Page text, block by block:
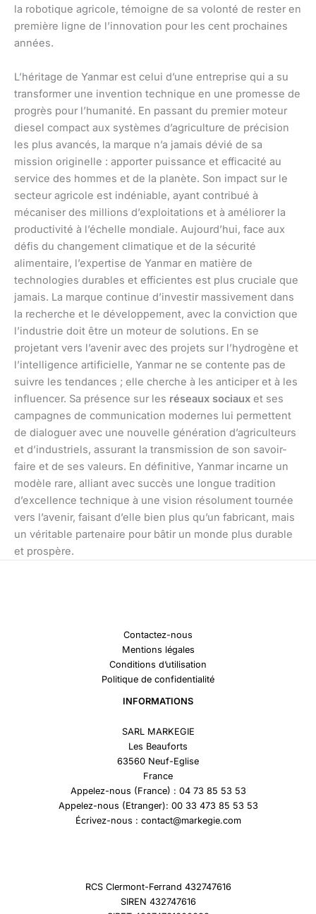
la robotique agricole, témoigne de sa volonté de rester en
première ligne de l’innovation pour les cent prochaines
années.
L’héritage de Yanmar est celui d’une entreprise qui a su
transformer une invention technique en une promesse de
progrès pour l’humanité. En passant du premier moteur
diesel compact aux systèmes d’agriculture de précision
les plus avancés, la marque n’a jamais dévié de sa
mission originelle : apporter puissance et efficacité au
service des hommes et de la planète. Son impact sur le
secteur agricole est indéniable, ayant contribué à
mécaniser des millions d’exploitations et à améliorer la
productivité à l’échelle mondiale. Aujourd’hui, face aux
défis du changement climatique et de la sécurité
alimentaire, l’expertise de Yanmar en matière de
technologies durables et efficientes est plus cruciale que
jamais. La marque continue d’investir massivement dans
la recherche et le développement, avec la conviction que
l’industrie doit être un moteur de solutions. En se
projetant vers l’avenir avec des projets sur l’hydrogène et
l’intelligence artificielle, Yanmar ne se contente pas de
suivre les tendances ; elle cherche à les anticiper et à les
influencer. Sa présence sur les réseaux sociaux et ses
campagnes de communication modernes lui permettent
de dialoguer avec une nouvelle génération d’agriculteurs
et d’industriels, assurant la transmission de son savoir-
faire et de ses valeurs. En définitive, Yanmar incarne un
modèle rare, alliant avec succès une longue tradition
d’excellence technique à une vision résolument tournée
vers l’avenir, faisant d’elle bien plus qu’un fabricant, mais
un véritable partenaire pour bâtir un monde plus durable
et prospère.
Contactez-nous
Mentions légales
Conditions d’utilisation
Politique de confidentialité
INFORMATIONS
SARL MARKEGIE
Les Beauforts
63560 Neuf-Eglise
France
Appelez-nous (France) : 04 73 85 53 53
Appelez-nous (Etranger): 00 33 473 85 53 53
Écrivez-nous : contact@markegie.com
RCS Clermont-Ferrand 432747616
SIREN 432747616